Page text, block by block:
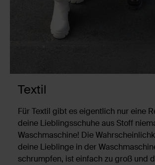
Textil
Für Textil gibt es eigentlich nur eine
deine Lieblingsschuhe aus Stoff
Waschmaschine! Die
deine Lieblinge in der
schrumpfen, ist einfach zu groß und